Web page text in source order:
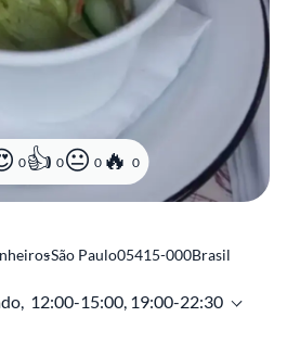
0 0 0 0
-São Paulo05415-000Brasil
12:00-15:00, 19:00-22:30